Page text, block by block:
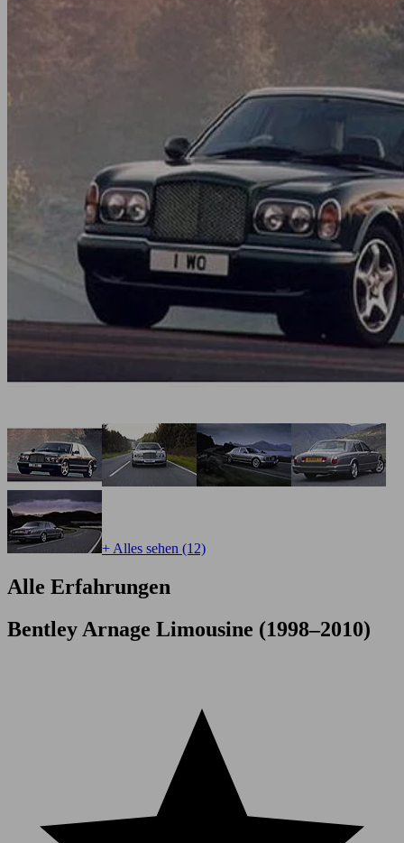
+ Alles sehen (12)
Alle Erfahrungen
Bentley Arnage Limousine (1998–2010)